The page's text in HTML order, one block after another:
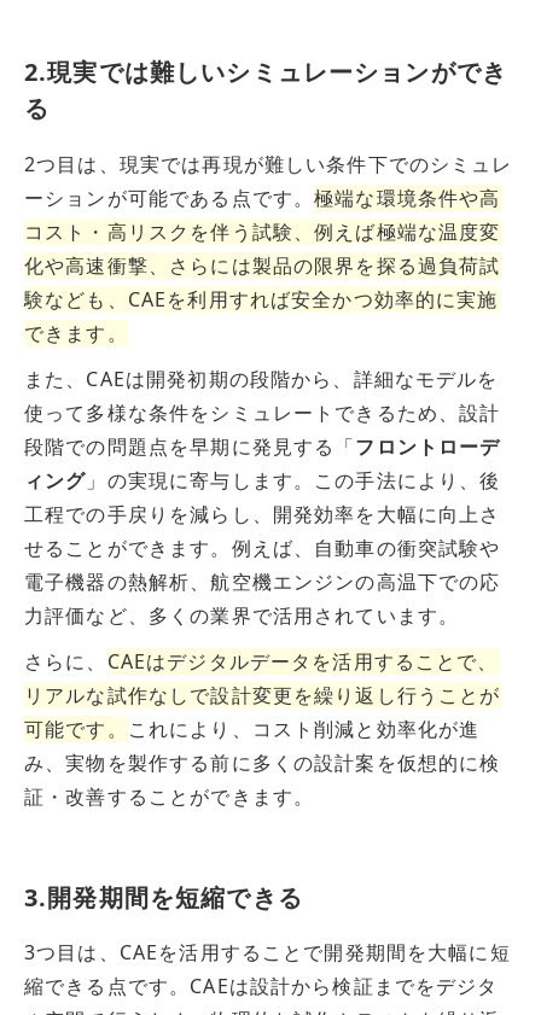
2.現実では難しいシミュレーションができ
る
2つ目は、現実では再現が難しい条件下でのシミュレ
ーションが可能である点です。極端な環境条件や高
コスト・高リスクを伴う試験、例えば極端な温度変
化や高速衝撃、さらには製品の限界を探る過負荷試
験なども、CAEを利用すれば安全かつ効率的に実施
できます。
また、CAEは開発初期の段階から、詳細なモデルを
使って多様な条件をシミュレートできるため、設計
段階での問題点を早期に発見する「フロントローデ
ィング 」の実現に寄与します。 この手法により、後
工程での手戻りを減らし、開発効率を大幅に向上さ
せることができます。例えば、自動車の衝突試験や
電子機器の熱解析、航空機エンジンの高温下での応
力評価など、多くの業界で活用されています。
さらに、 CAEはデジタルデータを活用することで、
リアルな試作なしで設計変更を繰り返し行うことが
可能です。
これにより、コスト削減と効率化が進
み、実物を製作する前に多くの設計案を仮想的に検
証・改善することができます。
3.開発期間を短縮できる
3つ目は、CAEを活用することで開発期間を大幅に短
縮できる点です。CAEは設計から検証までをデジタ